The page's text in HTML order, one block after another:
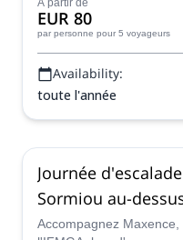
campagne française
voies et de sites
À partir de
EUR 80
par personne pour 5 voyageurs
Availability:
toute l'année
Journée
Sormiou au-
Accompagnez